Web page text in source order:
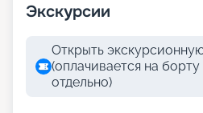
Экскурсии
Открыть
(оплачивается на
отдельно)